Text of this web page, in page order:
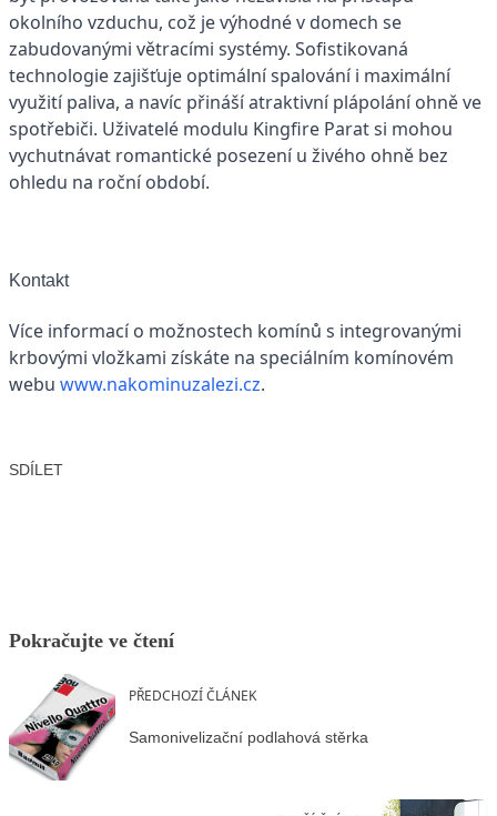
okolního vzduchu, což je výhodné v domech se
zabudovanými větracími systémy. Sofistikovaná
technologie zajišťuje optimální spalování i maximální
využití paliva, a navíc přináší atraktivní plápolání ohně ve
spotřebiči. Uživatelé modulu Kingfire Parat si mohou
vychutnávat romantické posezení u živého ohně bez
ohledu na roční období.
Kontakt
Více informací o možnostech komínů s integrovanými
krbovými vložkami získáte na speciálním komínovém
webu www.nakominuzalezi.cz.
SDÍLET
Pokračujte ve čtení
PŘEDCHOZÍ ČLÁNEK
Samonivelizační podlahová stěrka